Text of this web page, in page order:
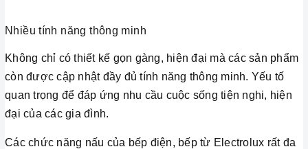
Nhiều tính năng thông minh
Không chỉ có thiết kế gọn gàng, hiện đại mà các sản phẩm
còn được cập nhật đầy đủ tính năng thông minh. Yếu tố
quan trọng để đáp ứng nhu cầu cuộc sống tiện nghi, hiện
đại của các gia đình.
Các chức năng nấu của bếp điện, bếp từ Electrolux rất đa